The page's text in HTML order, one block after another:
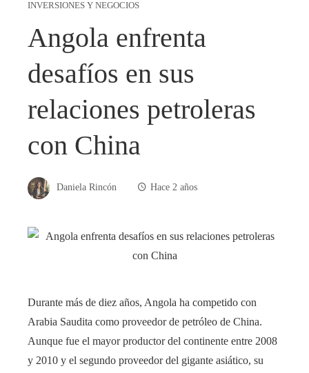
INVERSIONES Y NEGOCIOS
Angola enfrenta
desafíos en sus
relaciones petroleras
con China
Daniela Rincón Hace 2 años
Durante más de diez años, Angola ha competido con
Arabia Saudita como proveedor de petróleo de China.
Aunque fue el mayor productor del continente entre 2008
y 2010 y el segundo proveedor del gigante asiático, su